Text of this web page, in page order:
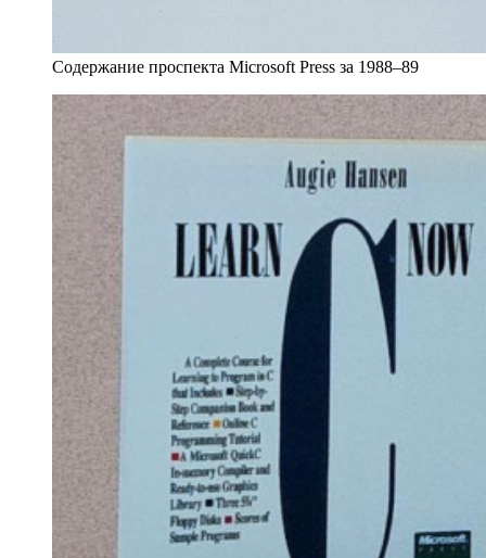
Содержание проспекта Microsoft Press за 1988–89